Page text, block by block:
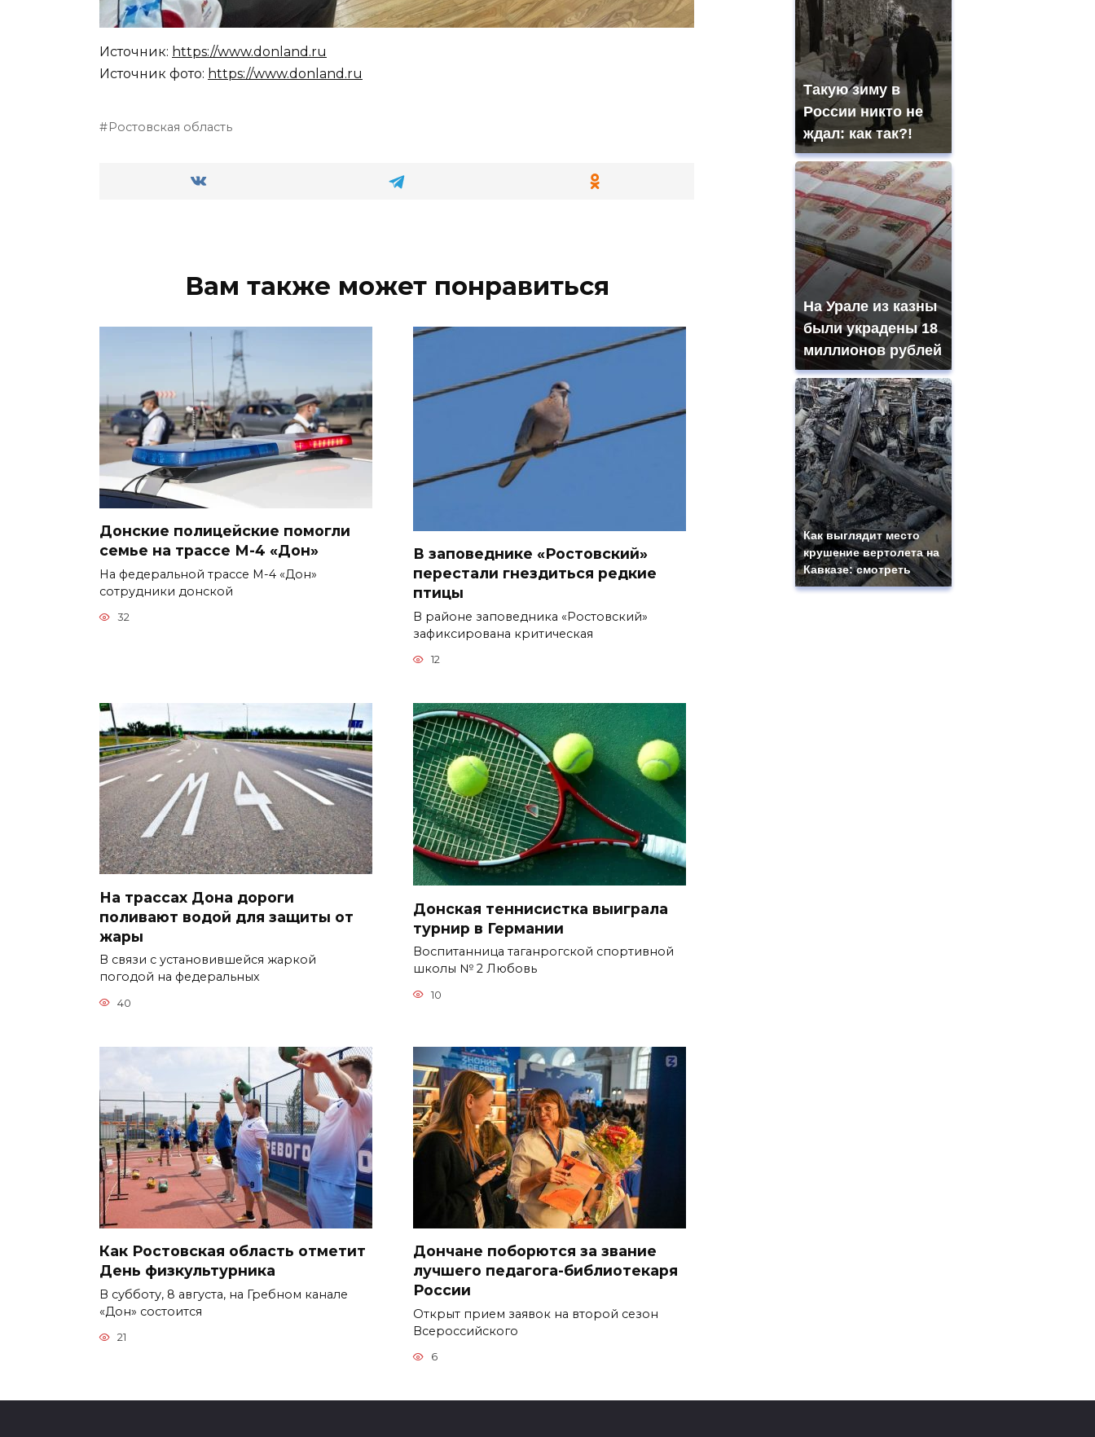
Источник: https://www.donland.ru
Источник фото: https://www.donland.ru
Ростовская область
Вам также может понравиться
Донские полицейские помогли
семье на трассе М-4 «Дон»
На федеральной трассе М-4 «Дон»
сотрудники донской
32
В заповеднике «Ростовский»
перестали гнездиться редкие
птицы
В районе заповедника «Ростовский»
зафиксирована критическая
12
На трассах Дона дороги
поливают водой для защиты от
жары
В связи с установившейся жаркой
погодой на федеральных
40
Донская теннисистка выиграла
турнир в Германии
Воспитанница таганрогской спортивной
школы № 2 Любовь
10
Как Ростовская область отметит
День физкультурника
В субботу, 8 августа, на Гребном канале
«Дон» состоится
21
Дончане поборются за звание
лучшего педагога-библиотекаря
России
Открыт прием заявок на второй сезон
Всероссийского
6
Такую зиму в
России никто не
ждал: как так?!
На Урале из казны
были украдены 18
миллионов рублей
Как выглядит место
крушение вертолета на
Кавказе: смотреть